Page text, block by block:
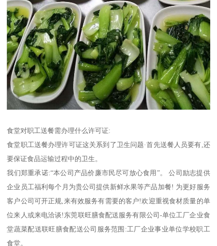
食堂对职工送餐需办理什么许可证:
食堂职工送餐办理许可证这关系到了卫生问题·首先送餐人员要有,还
要保证食品运输过程中的卫生。
我们郑重承诺:“本公司产品价廉市民尽可放心食用”。 公司励志提供
企业员工福利每个月为贵公司提供新鲜水果等产品加餐! 为更好服务
客户公司可开正规,来有效服务有需要的客户!欢迎重视食材质量的单
位来人或来电洽谈!东莞联旺膳食配送服务有限公司-单位工厂企业食
堂蔬菜配送联旺膳食配送公司服务范围:工厂企业事业单位学校职工
食堂。